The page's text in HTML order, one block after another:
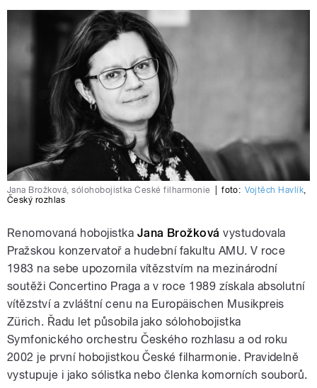
Jana Brožková, sólohobojistka České filharmonie foto: Vojtěch Havlík
Český rozhlas
Renomovaná hobojistka Jana Brožková vystudovala
Pražskou konzervatoř a hudební fakultu AMU. V roce
1983 na sebe upozornila vítězstvím na mezinárodní
soutěži Concertino Praga a v roce 1989 získala absolutní
vítězství a zvláštní cenu na Europäischen Musikpreis
Zürich. Řadu let působila jako sólohobojistka
Symfonického orchestru Českého rozhlasu a od roku
2002 je první hobojistkou České filharmonie. Pravidelně
vystupuje i jako sólistka nebo členka komorních souborů.